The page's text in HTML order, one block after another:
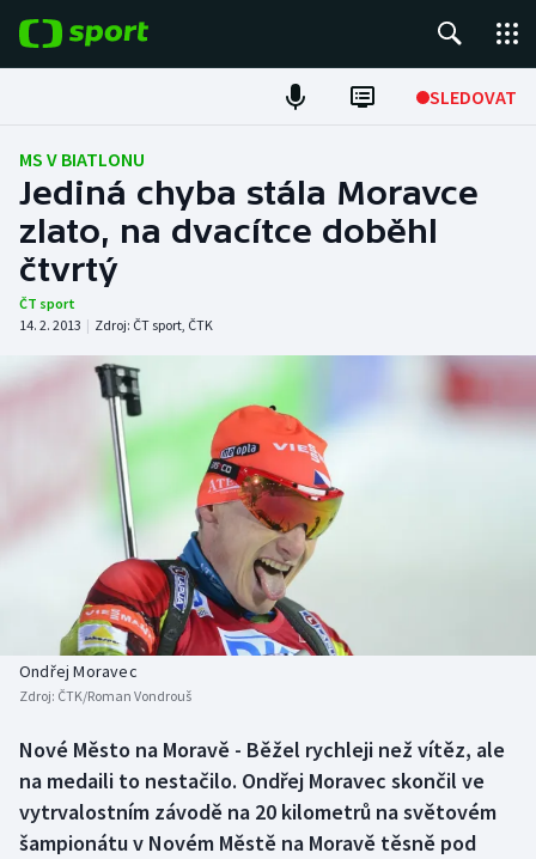
SLEDOVAT
Fotbal
Hokej
Tenis
Atletika
Cyklistika
DALŠÍ SPORTY
Americký fotbal
Baseball a softbal
Basketbal
Biatlon
Box
Curling
NEPŘEHLÉDNĚTE
Historické návraty
Aplikace ČT sport
MS V BIATLONU
Jediná chyba stála Moravce
zlato, na dvacítce doběhl
čtvrtý
ČT sport
14. 2. 2013 | Zdroj: ČT sport, ČTK
Ondřej Moravec
Zdroj: ČTK/Roman Vondrouš
Nové Město na Moravě - Běžel rychleji než vítěz, ale
na medaili to nestačilo. Ondřej Moravec skončil ve
vytrvalostním závodě na 20 kilometrů na světovém
šampionátu v Novém Městě na Moravě těsně pod